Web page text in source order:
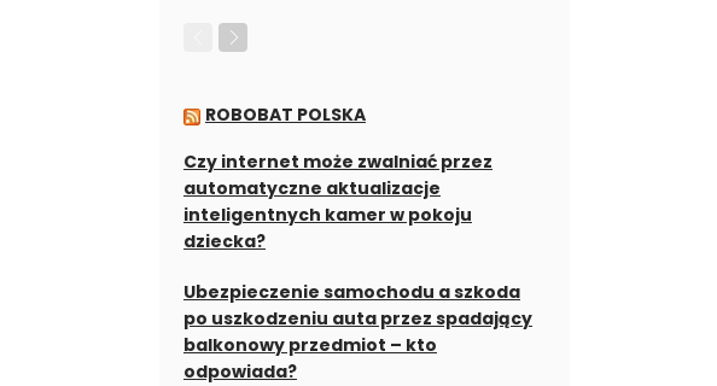
ROBOBAT POLSKA
Czy internet może zwalniać przez
automatyczne aktualizacje
inteligentnych kamer w pokoju
dziecka?
Ubezpieczenie samochodu a szkoda
po uszkodzeniu auta przez spadający
balkonowy przedmiot – kto
odpowiada?